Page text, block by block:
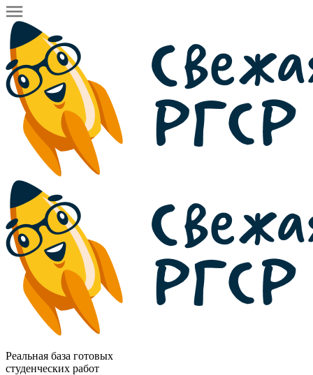
Реальная база готовых
студенческих работ